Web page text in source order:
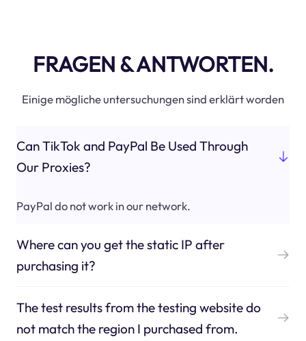
FRAGEN & ANTWORTEN.
Einige mögliche untersuchungen sind erklärt worden
Can TikTok and PayPal Be Used Through
Our Proxies?
PayPal do not work in our network.
Where can you get the static IP after
purchasing it?
The test results from the testing website do
not match the region I purchased from.